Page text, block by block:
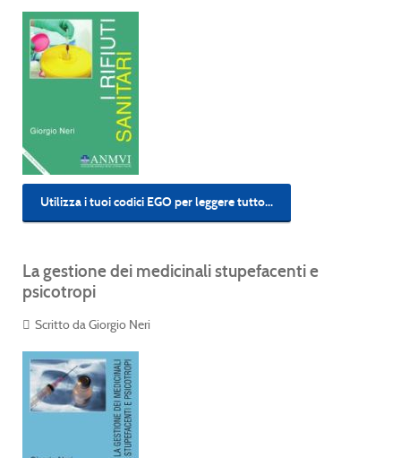
Utilizza i tuoi codici EGO per leggere tutto...
La gestione dei medicinali stupefacenti e
psicotropi
Scritto da Giorgio Neri